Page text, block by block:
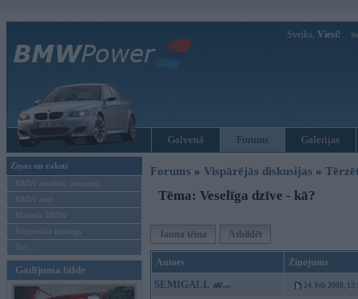
Sveiks, Viesi!
Galvenā Forums Galerijas
Ziņas un raksti
BMW modeļu jaunumi
BMW testi
Mēneša BMW
Sērijveida tūnings
Vel...
Gadījuma bilde
Forums » Vispārējās diskusijas »
Tēma: Veselīga dzīve - kā?
Jauna tēma Atbildēt
Autors Ziņojums
SEMIGALL 24. Feb 2008,